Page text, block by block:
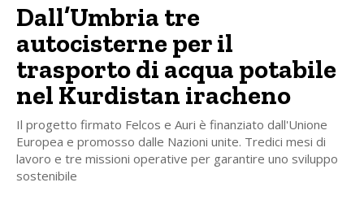
Dall’Umbria tre
autocisterne per il
trasporto di acqua potabile
nel Kurdistan iracheno
Il progetto firmato Felcos e Auri è finanziato dall'Unione
Europea e promosso dalle Nazioni unite. Tredici mesi di
lavoro e tre missioni operative per garantire uno sviluppo
sostenibile